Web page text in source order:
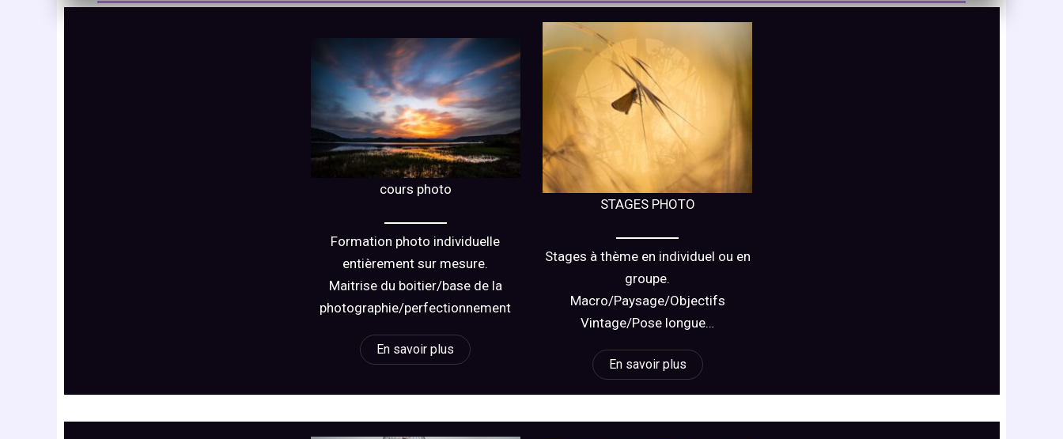
cours photo
Formation photo individuelle
entièrement sur mesure.
Maitrise du boitier/base de la
photographie/perfectionnement
En savoir plus
STAGES PHOTO
Stages à thème en individuel ou en
groupe.
Macro/Paysage/Objectifs
Vintage/Pose longue…
En savoir plus